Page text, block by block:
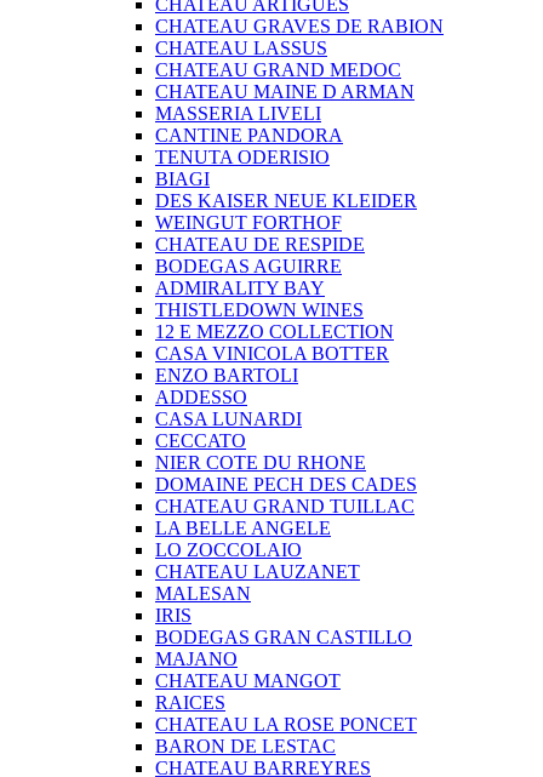
CHATEAU ARTIGUES
CHATEAU GRAVES DE RABION
CHATEAU LASSUS
CHATEAU GRAND MEDOC
CHATEAU MAINE D ARMAN
MASSERIA LIVELI
CANTINE PANDORA
TENUTA ODERISIO
BIAGI
DES KAISER NEUE KLEIDER
WEINGUT FORTHOF
CHATEAU DE RESPIDE
BODEGAS AGUIRRE
ADMIRALITY BAY
THISTLEDOWN WINES
12 E MEZZO COLLECTION
CASA VINICOLA BOTTER
ENZO BARTOLI
ADDESSO
CASA LUNARDI
CECCATO
NIER COTE DU RHONE
DOMAINE PECH DES CADES
CHATEAU GRAND TUILLAC
LA BELLE ANGELE
LO ZOCCOLAIO
CHATEAU LAUZANET
MALESAN
IRIS
BODEGAS GRAN CASTILLO
MAJANO
CHATEAU MANGOT
RAICES
CHATEAU LA ROSE PONCET
BARON DE LESTAC
CHATEAU BARREYRES